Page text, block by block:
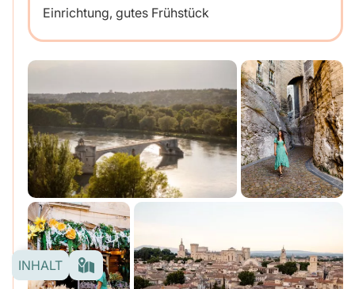
Einrichtung, gutes Frühstück
INHALT